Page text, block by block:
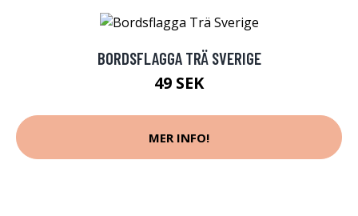
BORDSFLAGGA TRÄ SVERIGE
49 SEK
MER INFO!